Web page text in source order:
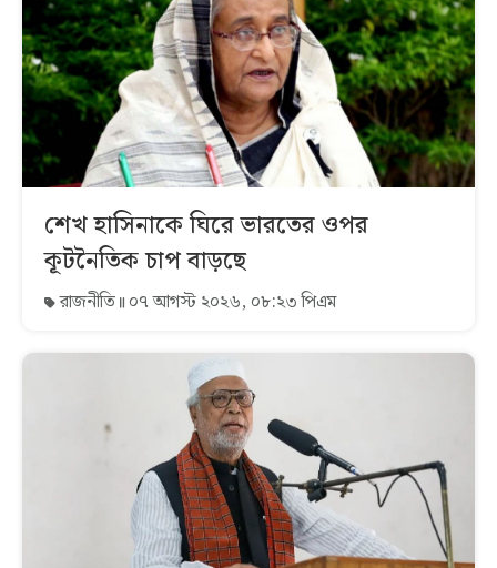
শেখ হাসিনাকে ঘিরে ভারতের ওপর
কূটনৈতিক চাপ বাড়ছে
রাজনীতি ০৭ আগস্ট ২০২৬, ০৮:২৩ পিএম